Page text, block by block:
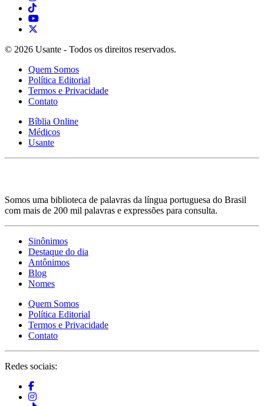
© 2026 Usante - Todos os direitos reservados.
Quem Somos
Política Editorial
Termos e Privacidade
Contato
Bíblia Online
Médicos
Usante
Somos uma biblioteca de palavras da língua portuguesa do Brasil
com mais de 200 mil palavras e expressões para consulta.
Sinônimos
Destaque do dia
Antônimos
Blog
Nomes
Quem Somos
Política Editorial
Termos e Privacidade
Contato
Redes sociais: